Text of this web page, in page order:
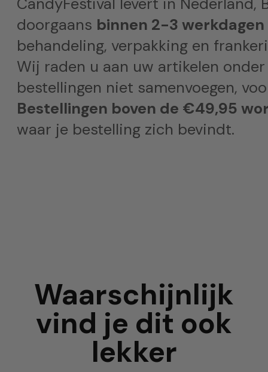
doorgaans binnen 2-3
behandeling, verpakking en
Wij raden u aan uw artikelen
bestellingen niet samenvoegen,
Bestellingen boven de €49,95
waar je bestelling zich bevindt.
Waarschijnlijk
vind je dit ook
lekker